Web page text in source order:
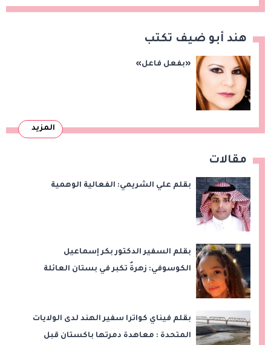
هند أبو ضيف تكتب
«بفعل فاعل»
المزيد
مقالات
بقلم علي الشريمي: الفعالية الوهمية
بقلم السفير الدكتور بكر إسماعيل
الكوسوفي: زهرةٌ تكبر في بستان العائلة
بقلم فيناي كواترا سفير الهند لدى الولايات
المتحدة : معاهدة دمرتها باكستان قبل